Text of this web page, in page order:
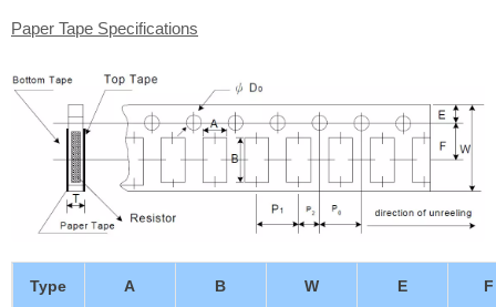
Paper Tape Specifications
Type A B W E F